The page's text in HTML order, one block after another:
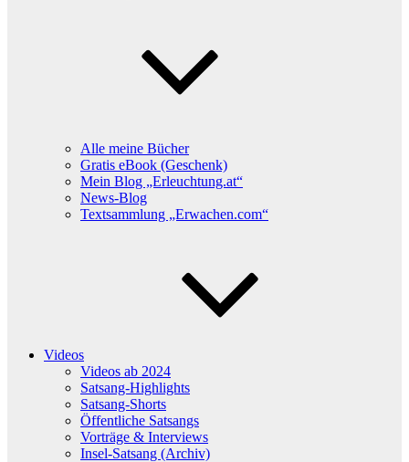
Alle meine Bücher
Gratis eBook (Geschenk)
Mein Blog „Erleuchtung.at“
News-Blog
Textsammlung „Erwachen.com“
Videos
Videos ab 2024
Satsang-Highlights
Satsang-Shorts
Öffentliche Satsangs
Vorträge & Interviews
Insel-Satsang (Archiv)